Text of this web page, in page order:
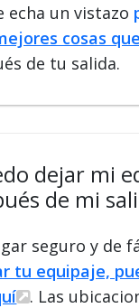
echa un vistazo
cosas
de tu salida.
dejar mi
de mi
seguro y de
tu equipaje,
. Las